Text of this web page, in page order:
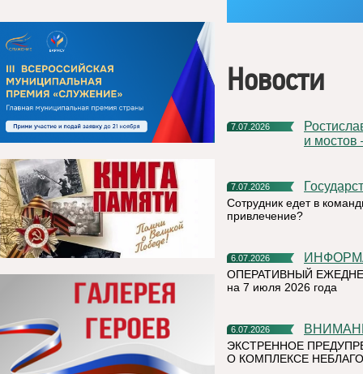
Новости
7.07.2026
Ростислав Гольдштейн: «Строительство больниц, школ, дорог
и мостов
7.07.2026
Сотрудник едет в
привлечение?
6.07.2026
ОПЕРАТИВНЫЙ
на 7 июля 2026 года
6.07.2026
ЭКСТРЕННОЕ
О КОМПЛЕКСЕ